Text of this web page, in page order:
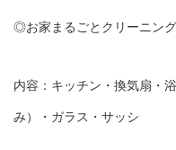
◎お家まるごとクリーニング
内容：キッチン・換気扇・
み）・ガラス・サッシ